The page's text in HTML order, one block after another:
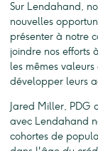
Sur Lendahand,
nouvelles
présenter à notre
joindre nos efforts
les mêmes
développer leurs
Jared Miller,
avec Lendahand
cohortes de